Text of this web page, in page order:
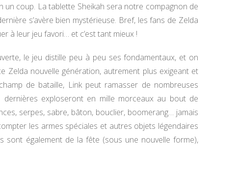
coup. La tablette Sheikah sera notre compagnon de
s’avère bien mystérieuse. Bref, les fans de Zelda
à leur jeu favori… et c’est tant mieux !
le jeu distille peu à peu ses fondamentaux, et on
Zelda nouvelle génération, autrement plus exigeant et
de bataille, Link peut ramasser de nombreuses
exploseront en mille morceaux au bout de
serpes, sabre, bâton, bouclier, boomerang… jamais
les armes spéciales et autres objets légendaires
sont également de la fête (sous une nouvelle forme),